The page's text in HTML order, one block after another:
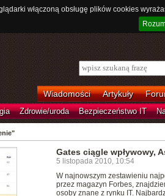
włączoną obsługę plików cookies
Wiadomości Artykuły
Zdrowie/uroda Bezpieczeństwo IT
Gates ciągle wpływowy,
5 listopada 2010, 10:54
W najnowszym zestawieniu
przez magazyn Forbes,
osoby znane z rynku IT.